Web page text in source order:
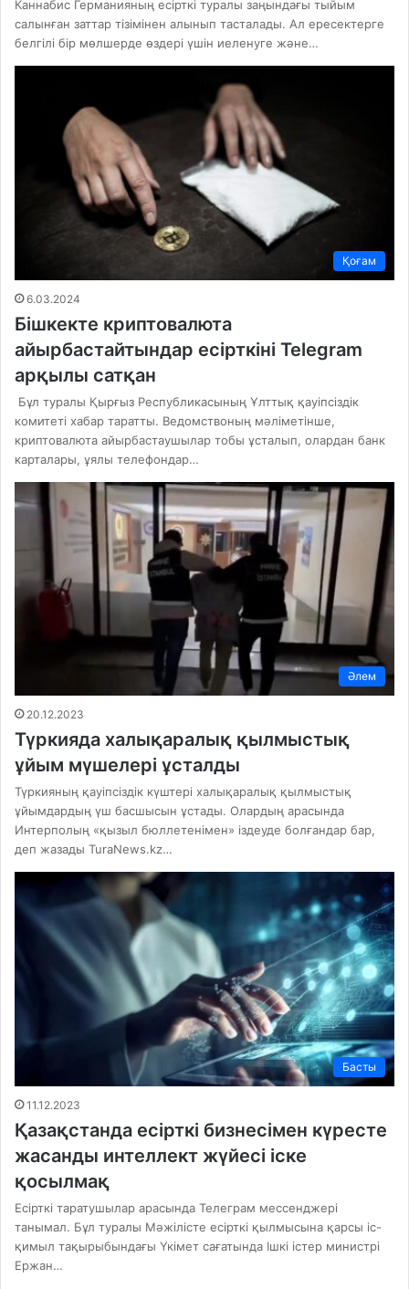
Каннабис Германияның есірткі туралы заңындағы тыйым
салынған заттар тізімінен алынып тасталады. Ал ересектерге
белгілі бір мөлшерде өздері үшін иеленуге және…
Қоғам
6.03.2024
Бішкекте криптовалюта
айырбастайтындар есірткіні Telegram
арқылы сатқан
Бұл туралы Қырғыз Республикасының Ұлттық қауіпсіздік
комитеті хабар таратты. Ведомствоның мәліметінше,
криптовалюта айырбастаушылар тобы ұсталып, олардан банк
карталары, ұялы телефондар…
Әлем
20.12.2023
Түркияда халықаралық қылмыстық
ұйым мүшелері ұсталды
Түркияның қауіпсіздік күштері халықаралық қылмыстық
ұйымдардың үш басшысын ұстады. Олардың арасында
Интерполың «қызыл бюллетенімен» іздеуде болғандар бар,
деп жазады TuraNews.kz…
Басты
11.12.2023
Қазақстанда есірткі бизнесімен күресте
жасанды интеллект жүйесі іске
қосылмақ
Есірткі таратушылар арасында Телеграм мессенджері
танымал. Бұл туралы Мәжілісте есірткі қылмысына қарсы іс-
қимыл тақырыбындағы Үкімет сағатында Ішкі істер министрі
Ержан…